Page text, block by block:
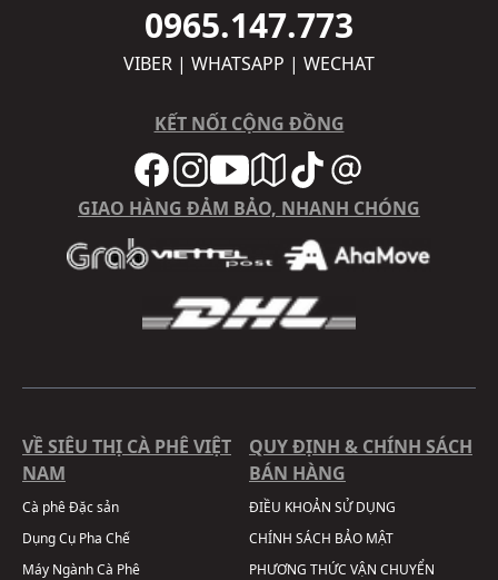
0965.147.773
VIBER | WHATSAPP | WECHAT
KẾT NỐI CỘNG ĐỒNG
GIAO HÀNG ĐẢM BẢO, NHANH CHÓNG
VỀ SIÊU THỊ CÀ PHÊ VIỆT
NAM
Cà phê Đặc sản
Dụng Cụ Pha Chế
Máy Ngành Cà Phê
QUY ĐỊNH & CHÍNH SÁCH
BÁN HÀNG
ĐIỀU KHOẢN SỬ DỤNG
CHÍNH SÁCH BẢO MẬT
PHƯƠNG THỨC VẬN CHUYỂN